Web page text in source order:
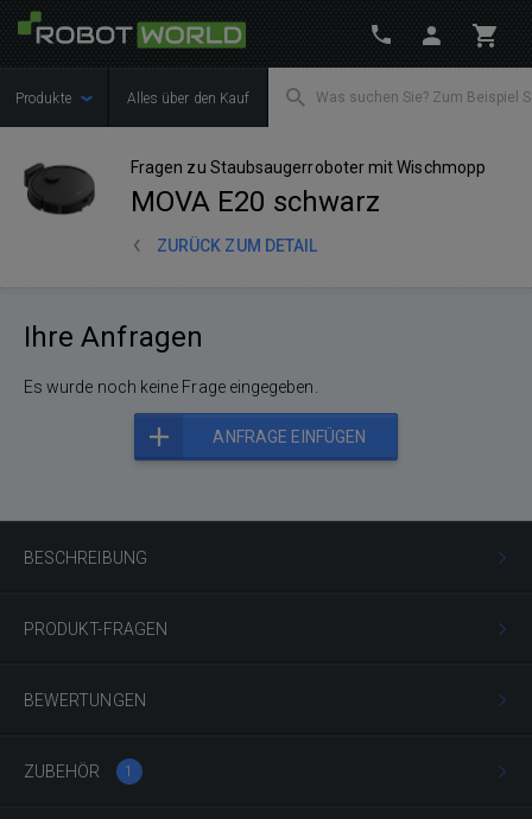
Produkte Alles über den Kauf
Fragen zu Staubsaugerroboter mit Wischmopp
MOVA E20 schwarz
ZURÜCK ZUM DETAIL
BESCHREIBUNG
PRODUKT-FRAGEN
BEWERTUNGEN
ZUBEHÖR 1
Ihre Anfragen
Es wurde noch keine Frage eingegeben.
ANFRAGE EINFÜGEN